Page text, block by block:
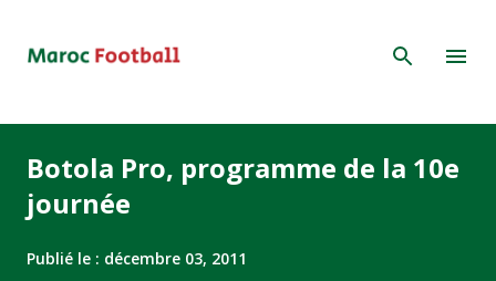
Botola Pro, programme de la 10e
journée
Publié le : décembre 03, 2011